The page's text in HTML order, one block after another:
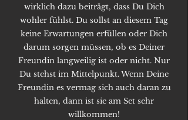
wirklich dazu beiträgt, dass Du Dich
wohler fühlst. Du sollst an diesem Tag
keine Erwartungen erfüllen oder Dich
darum sorgen müssen, ob es Deiner
Freundin langweilig ist oder nicht. Nur
Du stehst im Mittelpunkt. Wenn Deine
Freundin es vermag sich auch daran zu
halten, dann ist sie am Set sehr
willkommen!